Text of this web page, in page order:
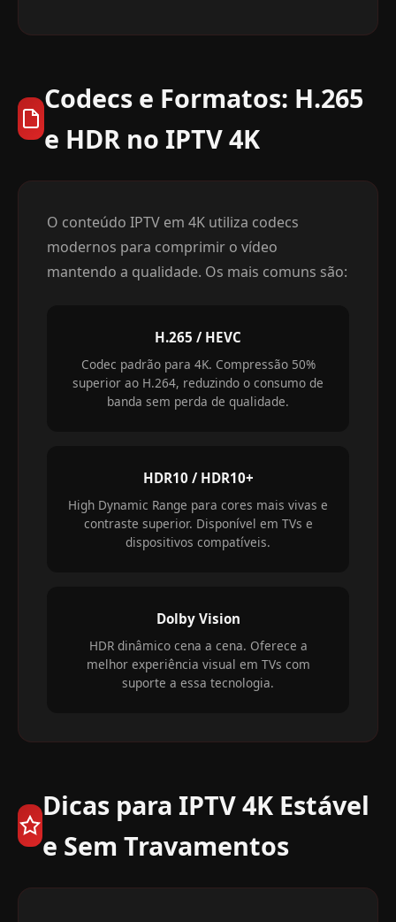
Codecs e Formatos: H.265
e HDR no IPTV 4K
O conteúdo IPTV em 4K utiliza codecs
modernos para comprimir o vídeo
mantendo a qualidade. Os mais comuns são:
H.265 / HEVC
Codec padrão para 4K. Compressão 50%
superior ao H.264, reduzindo o consumo de
banda sem perda de qualidade.
HDR10 / HDR10+
High Dynamic Range para cores mais vivas e
contraste superior. Disponível em TVs e
dispositivos compatíveis.
Dolby Vision
HDR dinâmico cena a cena. Oferece a
melhor experiência visual em TVs com
suporte a essa tecnologia.
Dicas para IPTV 4K Estável
e Sem Travamentos